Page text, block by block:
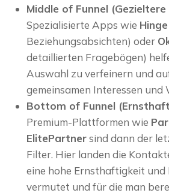
Middle of Funnel (Gezieltere
Spezialisierte Apps wie Hinge
Beziehungsabsichten) oder
detaillierten Fragebögen)
Auswahl zu verfeinern und
gemeinsamen Interessen und
Bottom of Funnel
Premium-Plattformen wie
ElitePartnersind dann der
Filter. Hier landen die
eine hohe Ernsthaftigkeit
vermutet und für die man